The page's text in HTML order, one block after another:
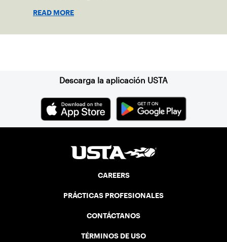
READ MORE
Descarga la aplicación USTA
CAREERS
PRÁCTICAS PROFESIONALES
CONTÁCTANOS
TÉRMINOS DE USO